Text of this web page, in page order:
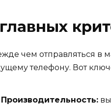
чем отправляться в
телефону. Вот
Производительность: